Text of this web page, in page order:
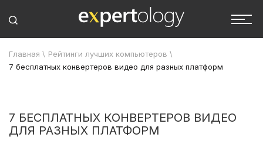
Главная \ Рейтинги лучших компьютеров \
7 бесплатных конвертеров видео для разных платформ
7 БЕСПЛАТНЫХ КОНВЕРТЕРОВ ВИДЕО
ДЛЯ РАЗНЫХ ПЛАТФОРМ